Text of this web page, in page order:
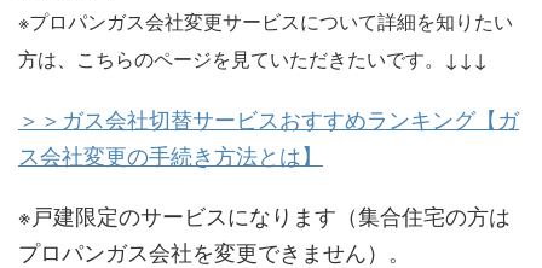
※プロパンガス会社変更サービスについて詳細を知りたい
方は、こちらのページを見ていただきたいです。↓↓↓
＞＞ガス会社切替サービスおすすめランキング【ガ
ス会社変更の手続き方法とは】
※戸建限定のサービスになります（集合住宅の方は
プロパンガス会社を変更できません）。